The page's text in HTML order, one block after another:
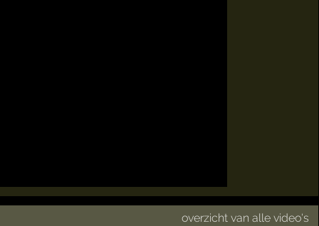
overzicht van alle video's